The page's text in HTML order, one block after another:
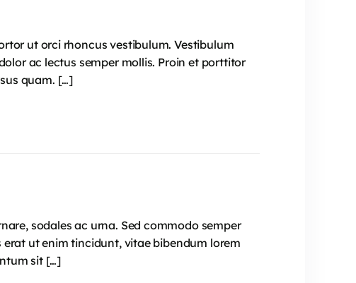
ut orci rhoncus vestibulum. Vestibulum
ac lectus semper mollis. Proin et porttitor
quam. […]
sodales ac urna. Sed commodo semper
ut enim tincidunt, vitae bibendum lorem
sit […]